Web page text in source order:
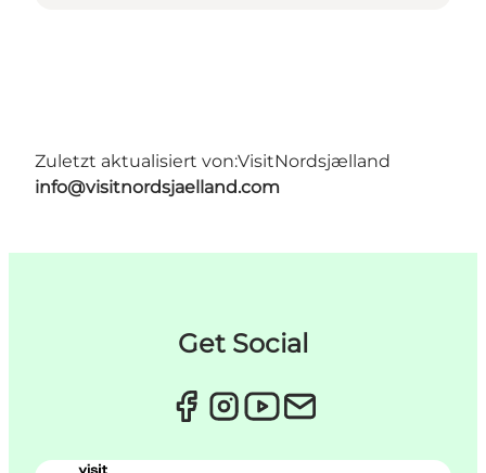
Zuletzt aktualisiert von:VisitNordsjælland
info@visitnordsjaelland.com
Get Social